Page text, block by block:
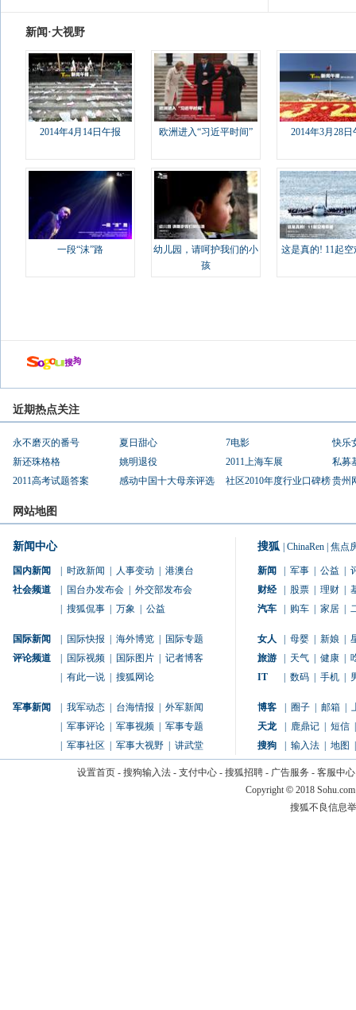
新闻·大视野
2014年4月14日午报 欧洲进入“习近平时间” 2014年3月28日
一段“沫”路
幼儿园，请呵护我们的小
孩
这是真的! 11起空
近期热点关注
永不磨灭的番号 夏日甜心 7电影
快乐
新还珠格格
姚明退役 2011上海车展
私募
2011高考试题答案
感动中国十大母亲评选 社区2010年度行业口碑榜贵州
网站地图
新闻中心
国内新闻 时政新闻 人事变动
港澳台
国台办发布会 外交部发布会
社会频道
搜狐侃事 万象 公益
国际新闻 国际快报 海外博览
国际专题
国际视频 国际图片 记者博客
评论频道
有此一说 搜狐网论
军事新闻 我军动态 台海情报
外军新闻
军事评论 军事视频
军事专题
军事社区 军事大视野 讲武堂
搜狐 ChinaRen 焦点
新闻 军事 公益
财经
股票 理财
汽车
购车 家居
女人 母婴 新娘
旅游
天气 健康
IT
数码 手机
博客 圈子 邮箱
天龙
鹿鼎记 短信
搜狗
输入法 地图
设置首页- 搜狗输入法- 支付中心- 搜狐招聘- 广告服务 - 客服中心
Copyright © 2018
搜狐不良信息